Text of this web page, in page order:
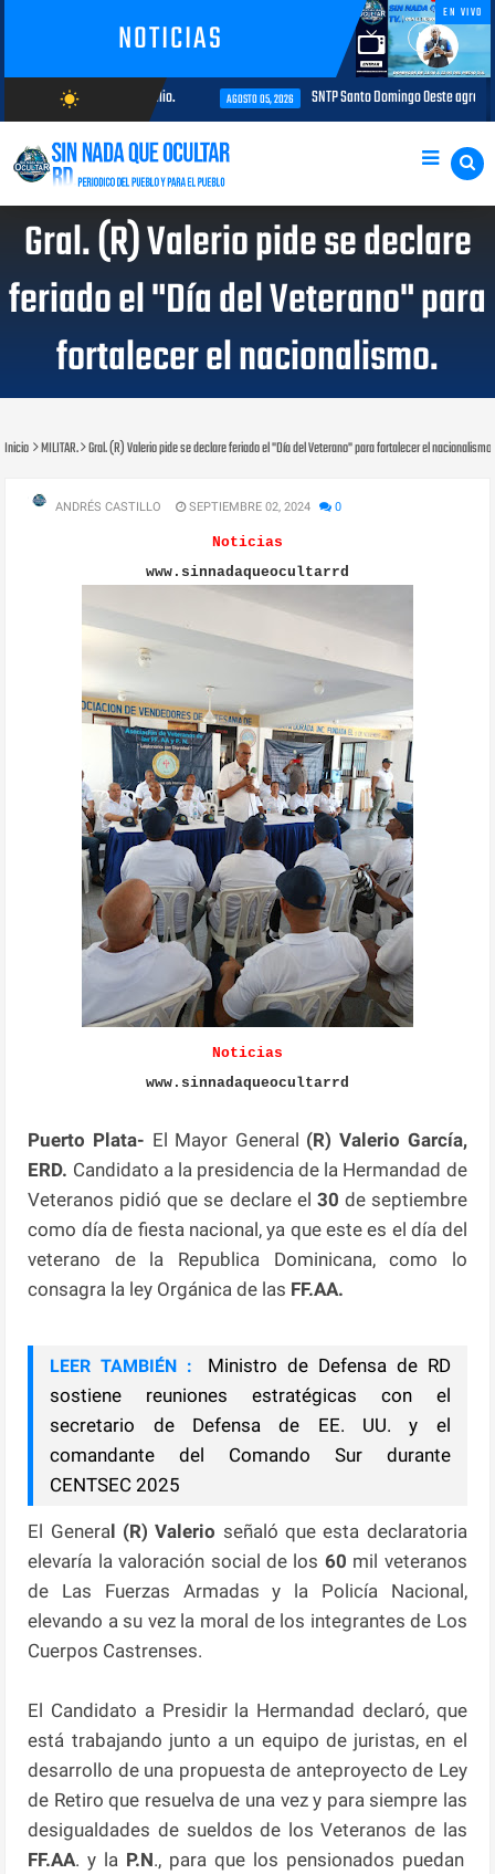
NOTICIAS
EN VIVO
wb_sunny
AGOSTO/7/2026
llegan al país hasta julio. AGOSTO 05, 2026 SNTP Santo Domingo Oeste
Gral. (R) Valerio pide se declare
feriado el "Día del Veterano" para
fortalecer el nacionalismo.
Inicio MILITAR. Gral. (R) Valerio pide se declare feriado el "Día del Veterano" para fortalecer el nacionalismo.
ANDRÉS CASTILLO SEPTIEMBRE 02, 2024 0
Noticias
www.sinnadaqueocultarrd
Noticias
www.sinnadaqueocultarrd
Puerto Plata- El Mayor General (R) Valerio García,
ERD. Candidato a la presidencia de la Hermandad de
Veteranos pidió que se declare el 30 de septiembre
como día de fiesta nacional, ya que este es el día del
veterano de la Republica Dominicana, como lo
consagra la ley Orgánica de las FF.AA.
LEER TAMBIÉN :
Ministro de Defensa de RD
sostiene reuniones estratégicas con el
secretario de Defensa de EE. UU. y el
comandante del Comando Sur durante
CENTSEC 2025
El General (R) Valerio señaló que esta declaratoria
elevaría la valoración social de los 60 mil veteranos
de Las Fuerzas Armadas y la Policía Nacional,
elevando a su vez la moral de los integrantes de Los
Cuerpos Castrenses.
El Candidato a Presidir la Hermandad declaró, que
está trabajando junto a un equipo de juristas, en el
desarrollo de una propuesta de anteproyecto de Ley
de Retiro que resuelva de una vez y para siempre las
desigualdades de sueldos de los Veteranos de las
FF.AA. y la P.N., para que los pensionados puedan